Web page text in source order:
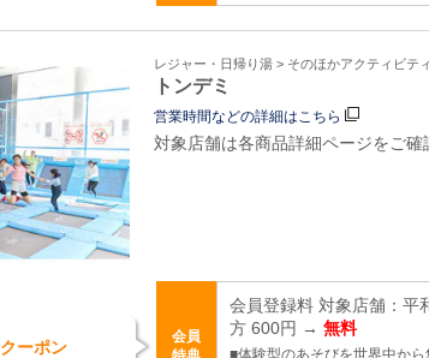
レジャー・日帰り湯 > そのほかアクティビテ
トンデミ
営業時間などの詳細はこちら
対象店舗は各商品詳細ページをご確
クーポン
会員
会員登録料 対象店舗：平
方 600円 → 無料
■体験型のあそびを世界中か